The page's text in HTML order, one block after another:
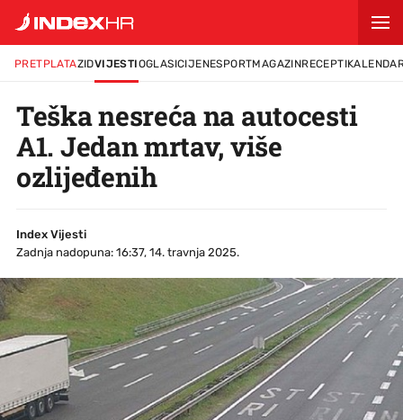
PRETPLATAZIDVIJESTIOGLASICIJENESPORTMAGAZINRECEPTI
Teška nesreća na autocesti
A1. Jedan mrtav, više
ozlijeđenih
Index Vijesti
Zadnja nadopuna: 16:37, 14. travnja 2025.